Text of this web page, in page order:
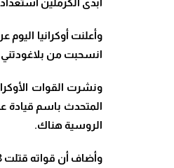
وأعلنت أوكرانيا
انسحبت من بلاغودتني
ونشرت القوات
الروسية هناك.
وأضاف أن قواته قتلت 138 جنديا روسيا، وأن القصف الروسي مستمر على مواقع القوات الأوكرانية والمدن والبلدات المحيطة بباخموت